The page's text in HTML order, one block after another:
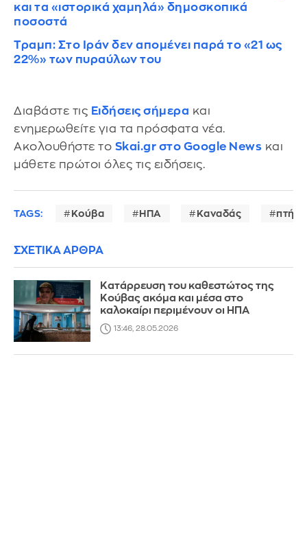
και τα «ιστορικά χαμηλά» δημοσκοπικά
ποσοστά
Τραμπ: Στο Ιράν δεν απομένει παρά το «21 ως
22%» των πυραύλων του
Διαβάστε τις Ειδήσεις σήμερα και
ενημερωθείτε για τα πρόσφατα νέα.
Ακολουθήστε το Skai.gr στο Google News και
μάθετε πρώτοι όλες τις ειδήσεις.
TAGS: Κούβα ΗΠΑ Καναδάς
ΣΧΕΤΙΚΑ ΑΡΘΡΑ
Κατάρρευση του καθεστώτος της
Κούβας ακόμα και μέσα στο
καλοκαίρι περιμένουν οι ΗΠΑ
13:46, 28.05.2026